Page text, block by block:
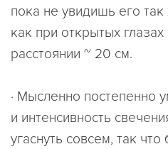
пока не увидишь его
как при открытых
расстоянии ~ 20 см.
· Мысленно постепенно
и интенсивность
угаснуть совсем, так